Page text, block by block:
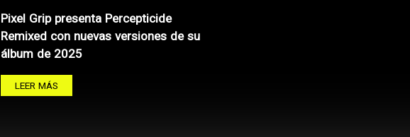
Pixel Grip presenta Percepticide
Remixed con nuevas versiones de su
álbum de 2025
LEER MÁS